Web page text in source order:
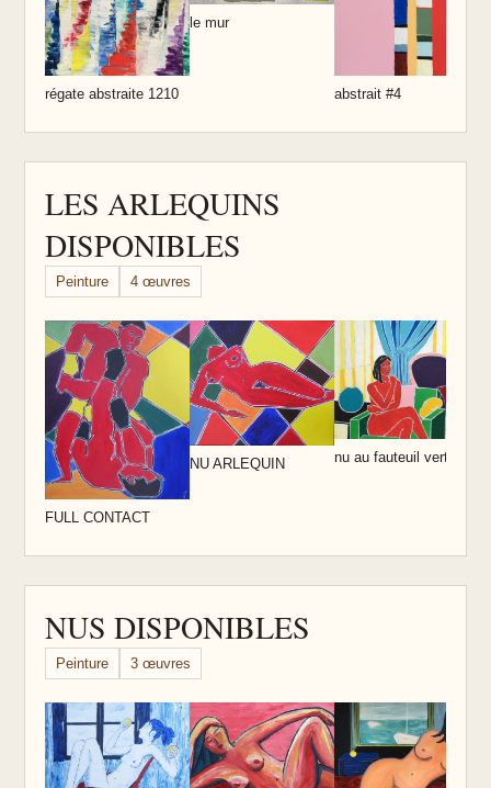
régate abstraite 1210
le mur
abstrait #4
LES ARLEQUINS
DISPONIBLES
Peinture 4 œuvres
FULL CONTACT
NU ARLEQUIN nu au fauteuil vert
NUS DISPONIBLES
Peinture 3 œuvres